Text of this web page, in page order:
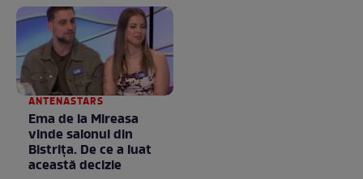
ANTENASTARS
Ema de la Mireasa
vinde salonul din
Bistrița. De ce a luat
această decizie